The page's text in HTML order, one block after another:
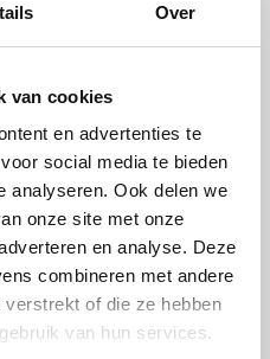
Over
van cookies
en advertenties te
social media te bieden
analyseren. Ook delen we
onze site met onze
en analyse. Deze
combineren met andere
of die ze hebben
van hun services.
redenen zijn
traag innoveren,
en hoge kosten voor
merchants wereldwijd
Plus, met een jaar-op-jaar
zijn niet alleen DTC-
merken die bewust kiezen
meer snelheid.
bijeffect dat de waarde